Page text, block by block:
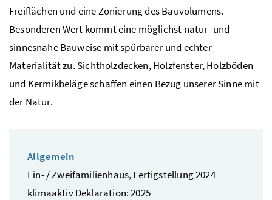
Freiflächen und eine Zonierung des Bauvolumens.
Besonderen Wert kommt eine möglichst natur- und
sinnesnahe Bauweise mit spürbarer und echter
Materialität zu. Sichtholzdecken, Holzfenster, Holzböden
und Kermikbeläge schaffen einen Bezug unserer Sinne mit
der Natur.
Allgemein
Ein- / Zweifamilienhaus, Fertigstellung 2024
klimaaktiv Deklaration: 2025